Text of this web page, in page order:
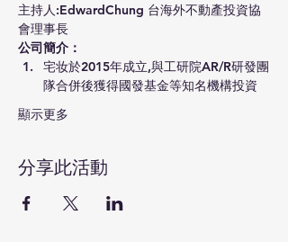
主持人:EdwardChung 台海外不動產投資協
會理事長
公司簡介：
宅妆於2015年成立,與工研院AR/R研發團
隊合併後獲得國發基金等知名機構投資
顯示更多
分享此活動